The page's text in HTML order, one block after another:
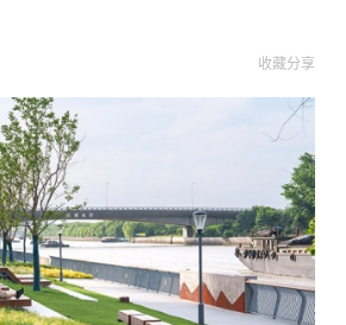
收藏分享